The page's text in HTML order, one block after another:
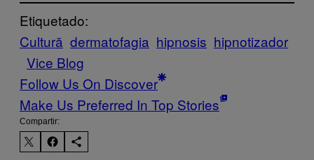
Etiquetado:
Cultură dermatofagia hipnosis hipnotizador
Vice Blog
Follow Us On Discover
Make Us Preferred In Top Stories
Compartir: